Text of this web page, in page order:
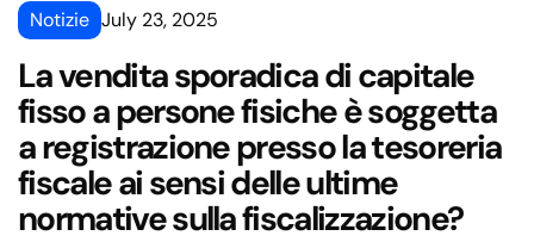
Notizie July 23, 2025
La vendita sporadica di capitale
fisso a persone fisiche è soggetta
a registrazione presso la tesoreria
fiscale ai sensi delle ultime
normative sulla fiscalizzazione?